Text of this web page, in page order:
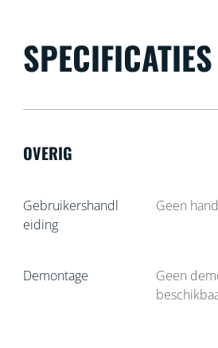
SPECIFICATIES
OVERIG
Gebruikershandl
eiding
Geen
Demontage
Geen